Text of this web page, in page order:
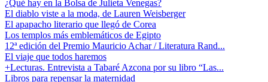
¿Qué hay en la Bolsa de Julieta Venegas?
El diablo viste a la moda, de Lauren Weisberger
El apapacho literario que llegó de Corea
Los templos más emblemáticos de Egipto
12ª edición del Premio Mauricio Achar / Literatura Rand...
El viaje que todos haremos
+Lecturas. Entrevista a Tabaré Azcona por su libro “Las...
Libros para repensar la maternidad